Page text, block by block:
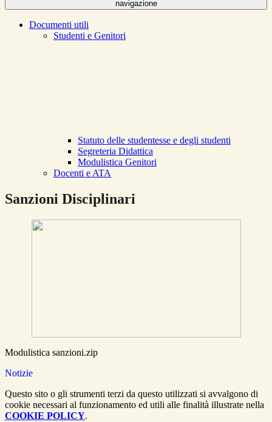
navigazione
Documenti utili
Studenti e Genitori
Statuto delle studentesse e degli studenti
Segreteria Didattica
Modulistica Genitori
Docenti e ATA
Sanzioni Disciplinari
Modulistica sanzioni.zip
Notizie
Questo sito o gli strumenti terzi da questo utilizzati si avvalgono di
cookie necessari al funzionamento ed utili alle finalità illustrate nella
COOKIE POLICY.